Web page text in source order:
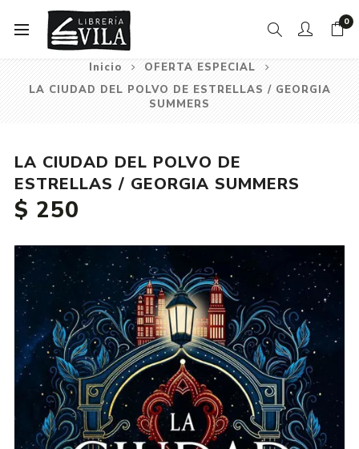
0
Inicio
OFERTA ESPECIAL
LA CIUDAD DEL POLVO DE ESTRELLAS / GEORGIA
SUMMERS
LA CIUDAD DEL POLVO DE
ESTRELLAS / GEORGIA SUMMERS
$ 250